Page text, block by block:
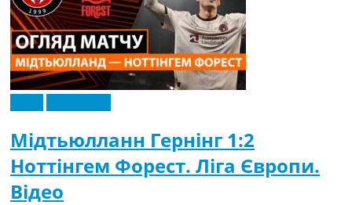
Мідтьюлланн Гернінг 1:2
Ноттінгем Форест. Ліга Європи.
Відео